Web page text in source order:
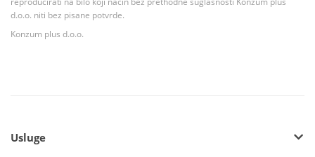
d.o.o. niti bez pisane potvrde.
Konzum plus d.o.o.
Usluge